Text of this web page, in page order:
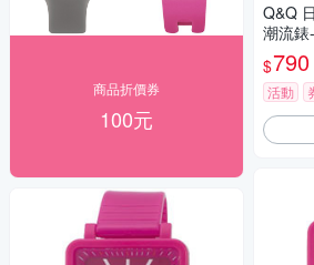
商品折價券
100元
Q&Q
潮流
$790
活動